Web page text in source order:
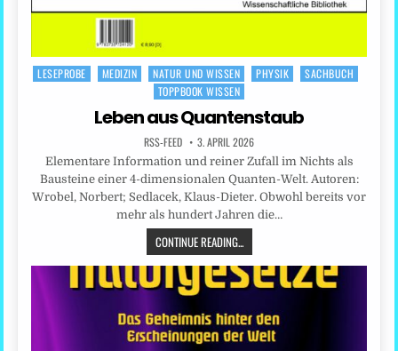
Posted
LESEPROBE MEDIZIN NATUR UND WISSEN PHYSIK
SACHBUCH
TOPPBOOK WISSEN
Leben aus Quantenstaub
RSS-FEED 3. APRIL 2026
Elementare Information und reiner Zufall im Nichts als
Bausteine einer 4-dimensionalen Quanten-Welt. Autoren:
Wrobel, Norbert; Sedlacek, Klaus-Dieter. Obwohl bereits vor
mehr als hundert Jahren die…
CONTINUE READING...